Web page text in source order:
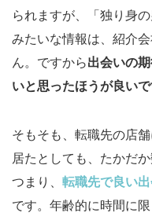
られますが、「独り身
みたいな情報は、紹介
ん。ですから出会いの
いと思ったほうが良いで
そもそも、転職先の店
居たとしても、たかだ
つまり、 転職先で良い
です。年齢的に時間に